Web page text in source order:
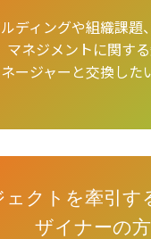
ディングや組織課題
マネジメントに関す
ネージャーと交換した
ェクトを牽引す
ザイナーの方